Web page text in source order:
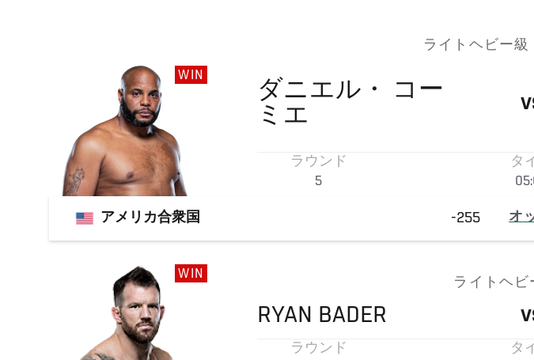
WIN
ライトヘビー
ダニエル・
コー
ミエ
ラウンド
5
タ
アメリカ合衆国 -255 オ
WIN
ライトヘビ
RYAN BADER
ラウンド
タ